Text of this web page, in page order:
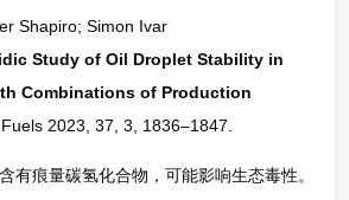
Shapiro; Simon Ivar
Study of Oil Droplet Stability in
Combinations of Production
Fuels 2023, 37, 3, 1836–1847.
有痕量碳氢化合物，可能影响生态毒性。